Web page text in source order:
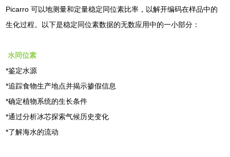
Picarro 可以地测量和定量稳定同位素比率，以解开编码在样品中的
生化过程。以下是稳定同位素数据的无数应用中的一小部分：
水同位素
*鉴定水源
*追踪食物生产地点并揭示掺假信息
*确定植物系统的生长条件
*通过分析冰芯探索气候历史变化
*了解海水的流动